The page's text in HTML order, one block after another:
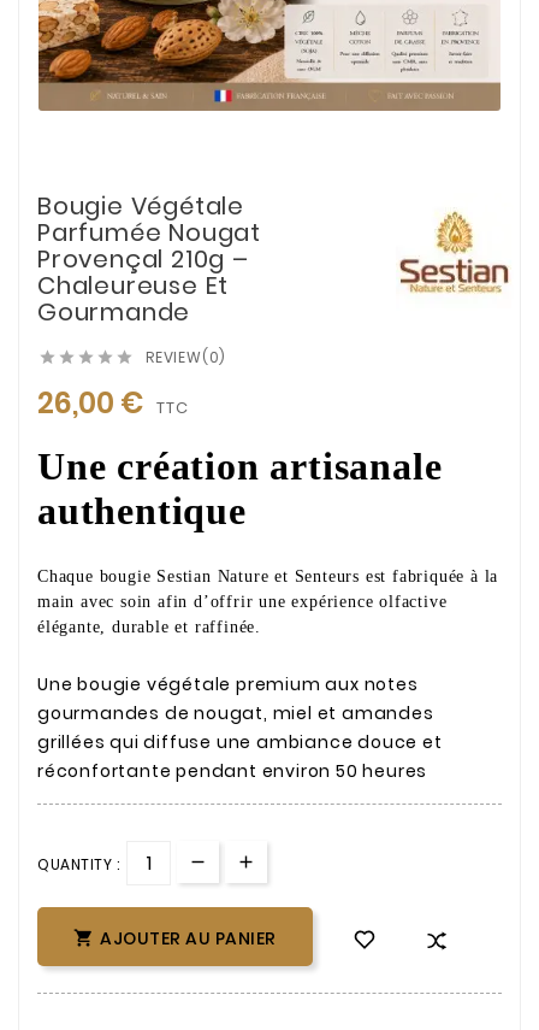
Bougie Végétale
Parfumée Nougat
Provençal 210g –
Chaleureuse Et
Gourmande
     REVIEW(0)
26,00 € TTC
Une création artisanale
authentique
Chaque bougie Sestian Nature et Senteurs est fabriquée à la
main avec soin afin d’offrir une expérience olfactive
élégante, durable et raffinée.
Une bougie végétale premium aux notes
gourmandes de nougat, miel et amandes
grillées qui diffuse une ambiance douce et
réconfortante pendant environ 50 heures
QUANTITY :
 AJOUTER AU PANIER